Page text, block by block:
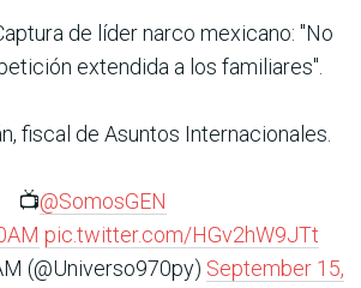
de líder narco mexicano: "No
extendida a los familiares".
fiscal de Asuntos Internacionales.
📺@SomosGEN
pic.twitter.com/HGv2hW9JTt
(@Universo970py) September 15,